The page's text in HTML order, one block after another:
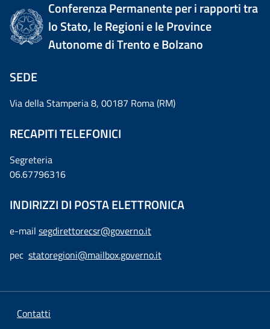
Conferenza Permanente per i rapporti tra
lo Stato, le Regioni e le Province
Autonome di Trento e Bolzano
SEDE
Via della Stamperia 8, 00187 Roma (RM)
RECAPITI TELEFONICI
Segreteria
06.67796316
INDIRIZZI DI POSTA ELETTRONICA
e-mail segdirettorecsr@governo.it
pec statoregioni@mailbox.governo.it
Contatti